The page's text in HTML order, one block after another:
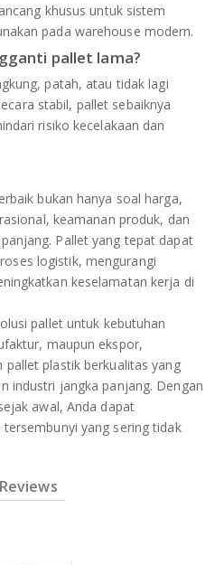
khusus untuk sistem
pada warehouse modern.
pallet lama?
patah, atau tidak lagi
stabil, pallet sebaiknya
risiko kecelakaan dan
bukan hanya soal harga,
keamanan produk, dan
Pallet yang tepat dapat
logistik, mengurangi
keselamatan kerja di
pallet untuk kebutuhan
maupun ekspor,
plastik berkualitas yang
industri jangka panjang. Dengan
awal, Anda dapat
yang sering tidak